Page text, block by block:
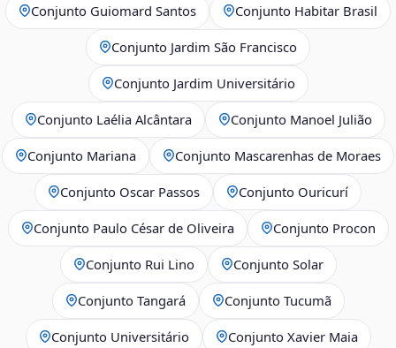
Conjunto Guiomard Santos Conjunto Habitar Brasil
Conjunto Jardim São Francisco
Conjunto Jardim Universitário
Conjunto Laélia Alcântara Conjunto Manoel Julião
Conjunto Mariana Conjunto Mascarenhas de Moraes
Conjunto Oscar Passos Conjunto Ouricurí
Conjunto Paulo César de Oliveira Conjunto Procon
Conjunto Rui Lino Conjunto Solar
Conjunto Tangará Conjunto Tucumã
Conjunto Universitário Conjunto Xavier Maia